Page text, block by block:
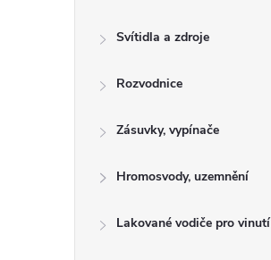
Svítidla a zdroje
Rozvodnice
Zásuvky, vypínače
Hromosvody, uzemnění
Lakované vodiče pro vinutí